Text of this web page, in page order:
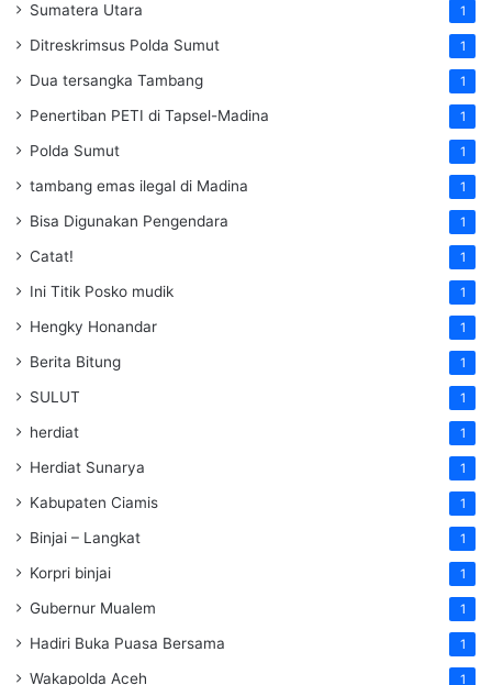
Sumatera Utara 1
Ditreskrimsus Polda Sumut 1
Dua tersangka Tambang 1
Penertiban PETI di Tapsel-Madina 1
Polda Sumut 1
tambang emas ilegal di Madina 1
Bisa Digunakan Pengendara 1
Catat! 1
Ini Titik Posko mudik 1
Hengky Honandar 1
Berita Bitung 1
SULUT 1
herdiat 1
Herdiat Sunarya 1
Kabupaten Ciamis 1
Binjai – Langkat 1
Korpri binjai 1
Gubernur Mualem 1
Hadiri Buka Puasa Bersama 1
Wakapolda Aceh 1